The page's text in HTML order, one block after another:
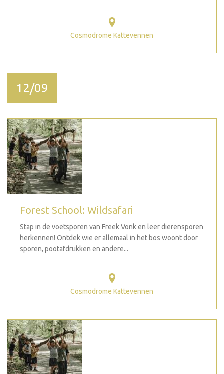
Cosmodrome Kattevennen
12/09
Forest School: Wildsafari
Stap in de voetsporen van Freek Vonk en leer dierensporen
herkennen! Ontdek wie er allemaal in het bos woont door
sporen, pootafdrukken en andere...
Cosmodrome Kattevennen